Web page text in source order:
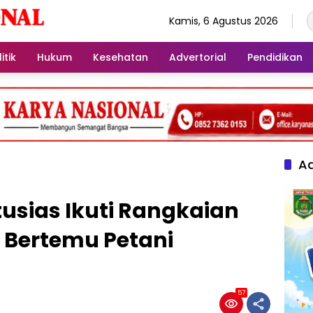
Kamis, 6 Agustus 2026
Hukum Kesehatan Advertorial Pendidikan
Ikuti Rangkaian
Petani
57